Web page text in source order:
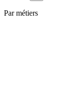
Par métiers